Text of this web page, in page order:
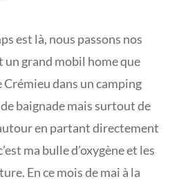
est là, nous passons nos
un grand mobil home que
Crémieu dans un camping
baignade mais surtout de
en partant directement
ma bulle d’oxygène et les
En ce mois de mai à la